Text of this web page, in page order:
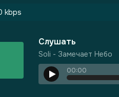
kbps
Слушать
Soli - Замечает Небо
00:00